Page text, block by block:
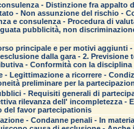
- Distinzione fra appalto
- Non assunzione del rischio -
e consulenza - Procedura di
pubblicità, non
principale e per motivi aggiunti
dalla gara - 2. Previsione
- Conformità con la
Legittimazione a ricorrere -
preliminare per la
- Requisiti generali di
rilevanza dell' incompletezza
del favor partecipationis
- Condanne penali - In